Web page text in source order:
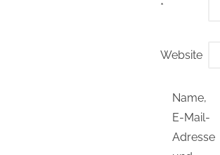
*
Website
Name,
E-Mail-
Adresse